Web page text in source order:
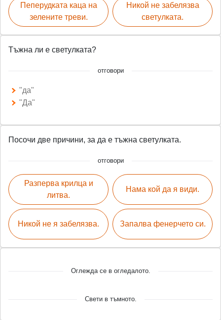
Пеперудката каца на
зелените треви.
Никой не забелязва
светулката.
Тъжна ли е светулката?
отговори
"да"
"Да"
Посочи две причини, за да е тъжна светулката.
отговори
Разперва крилца и
литва.
Никой не я забелязва.
Нама кой да я види.
Запалва фенерчето си.
Оглежда се в огледалото.
Свети в тъмното.